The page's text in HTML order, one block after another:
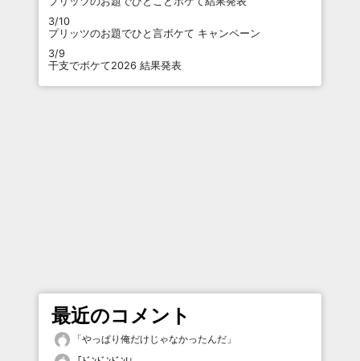
3/10
プリッツのお題でひと言ボケて キャンペーン
3/9
干支でボケて2026 結果発表
最近のコメント
「やっぱり俺だけじゃなかったんだ 」